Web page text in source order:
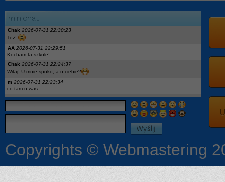
Chak 2026-07-31 22:30:23
Też!
AA 2026-07-31 22:29:51
Kocham ta szkole!
Chak 2026-07-31 22:24:37
Witaj! U mnie spoko, a u ciebie?
m 2026-07-31 22:23:34
co tam u was
m 2026-07-31 22:23:18
x 2026-07-27 18:04:05
Descubre1. I geo była nowa a teraz stara edycja wtf
Ona 2026-07-24 08:53:33
Czy jest jakaś lista podreczników dla pierwszoklasistów?
Copyrights © Webmastering